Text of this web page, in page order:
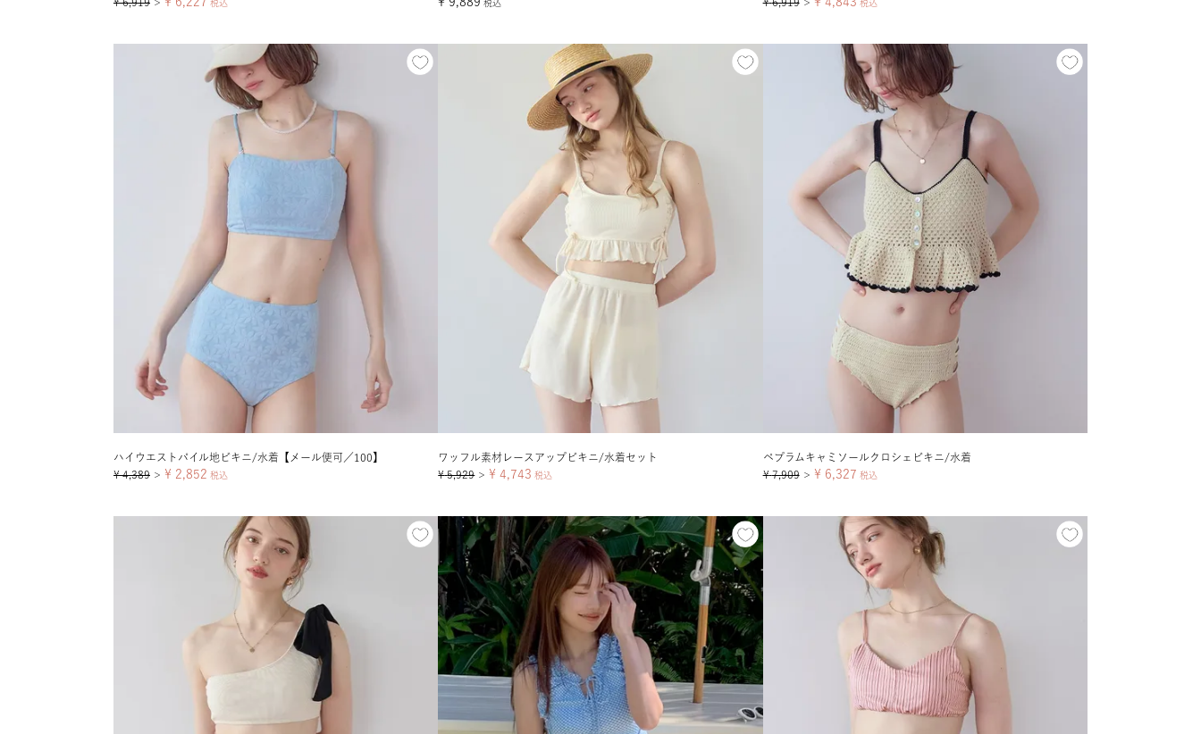
＞ 税込 税込 ＞ 税込
ハイウエストパイル地ビキニ/水着【メール便可／100】
¥ 4,389 ＞ ¥ 2,852 税込
ワッフル素材レースアップビキニ/水着セット
¥ 5,929 ＞ ¥ 4,743 税込
ペプラムキャミソールクロシェビキニ/水着
¥ 7,909 ＞ ¥ 6,327 税込